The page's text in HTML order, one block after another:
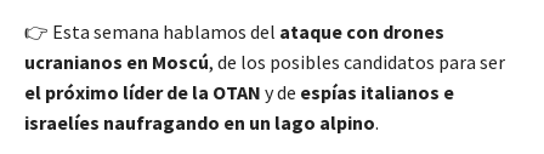
👉 Esta semana hablamos del ataque con drones
ucranianos en Moscú, de los posibles candidatos para ser
el próximo líder de la OTAN y de espías italianos e
israelíes naufragando en un lago alpino.